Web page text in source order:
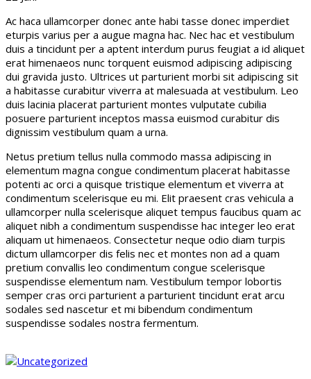
Ac haca ullamcorper donec ante habi tasse donec imperdiet
eturpis varius per a augue magna hac. Nec hac et vestibulum
duis a tincidunt per a aptent interdum purus feugiat a id aliquet
erat himenaeos nunc torquent euismod adipiscing adipiscing
dui gravida justo. Ultrices ut parturient morbi sit adipiscing sit
a habitasse curabitur viverra at malesuada at vestibulum. Leo
duis lacinia placerat parturient montes vulputate cubilia
posuere parturient inceptos massa euismod curabitur dis
dignissim vestibulum quam a urna.
Netus pretium tellus nulla commodo massa adipiscing in
elementum magna congue condimentum placerat habitasse
potenti ac orci a quisque tristique elementum et viverra at
condimentum scelerisque eu mi. Elit praesent cras vehicula a
ullamcorper nulla scelerisque aliquet tempus faucibus quam ac
aliquet nibh a condimentum suspendisse hac integer leo erat
aliquam ut himenaeos. Consectetur neque odio diam turpis
dictum ullamcorper dis felis nec et montes non ad a quam
pretium convallis leo condimentum congue scelerisque
suspendisse elementum nam. Vestibulum tempor lobortis
semper cras orci parturient a parturient tincidunt erat arcu
sodales sed nascetur et mi bibendum condimentum
suspendisse sodales nostra fermentum.